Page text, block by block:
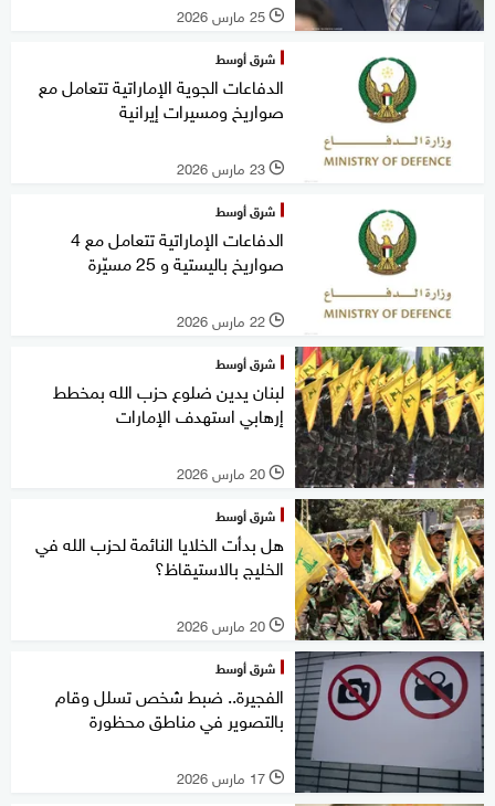
l 25 مارس 2026
شرق أوسط
الدفاعات الجوية الإماراتية تتعامل مع
صواريخ ومسيرات إيرانية
l 23 مارس 2026
شرق أوسط
الدفاعات الإماراتية تتعامل مع 4
صواريخ باليستية و 25 مسيّرة
l 22 مارس 2026
شرق أوسط
لبنان يدين ضلوع حزب الله بمخطط
إرهابي استهدف الإمارات
l 20 مارس 2026
شرق أوسط
هل بدأت الخلايا النائمة لحزب الله في
الخليج بالاستيقاظ؟
l 20 مارس 2026
شرق أوسط
الفجيرة.. ضبط شخص تسلل وقام
بالتصوير في مناطق محظورة
l 17 مارس 2026